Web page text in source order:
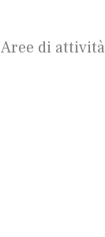
Aree di attività